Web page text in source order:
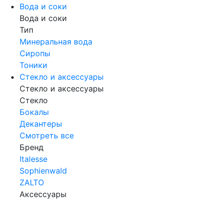
Вода и соки
Вода и соки
Тип
Минеральная вода
Сиропы
Тоники
Стекло и аксессуары
Стекло и аксессуары
Стекло
Бокалы
Декантеры
Смотреть все
Бренд
Italesse
Sophienwald
ZALTO
Аксессуары